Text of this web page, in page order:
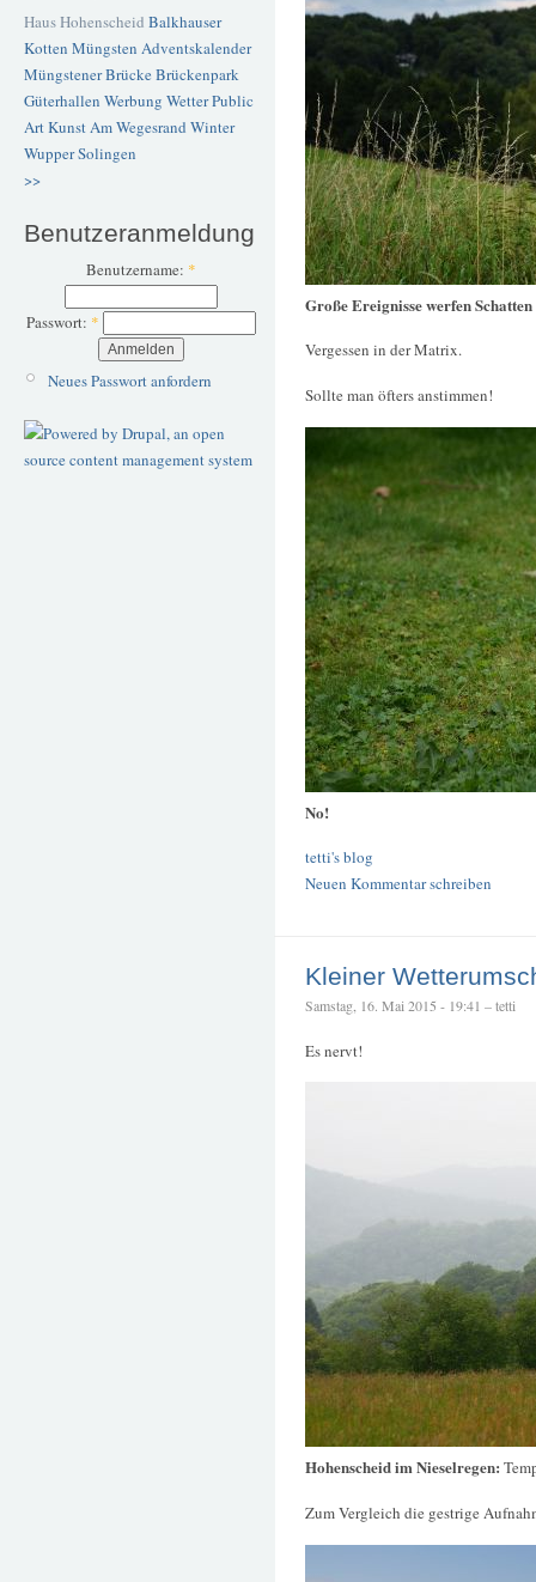
Haus Hohenscheid Balkhauser
Kotten Müngsten Adventskalender
Müngstener BrückeBrückenpark
Güterhallen Werbung WetterPublic
ArtKunstAm Wegesrand Winter
WupperSolingen
>>
Benutzeranmeldung
Benutzername: *
Passwort: *
Neues Passwort anfordern
Große Ereignisse werfen Schatten
Vergessen in der Matrix.
Sollte man öfters anstimmen!
No!
tetti's blog
Neuen Kommentar schreiben
Kleiner
Samstag, 16. Mai 2015 - 19:41 – tetti
Es nervt!
Hohenscheid im Nieselregen:
Zum Vergleich die gestrige